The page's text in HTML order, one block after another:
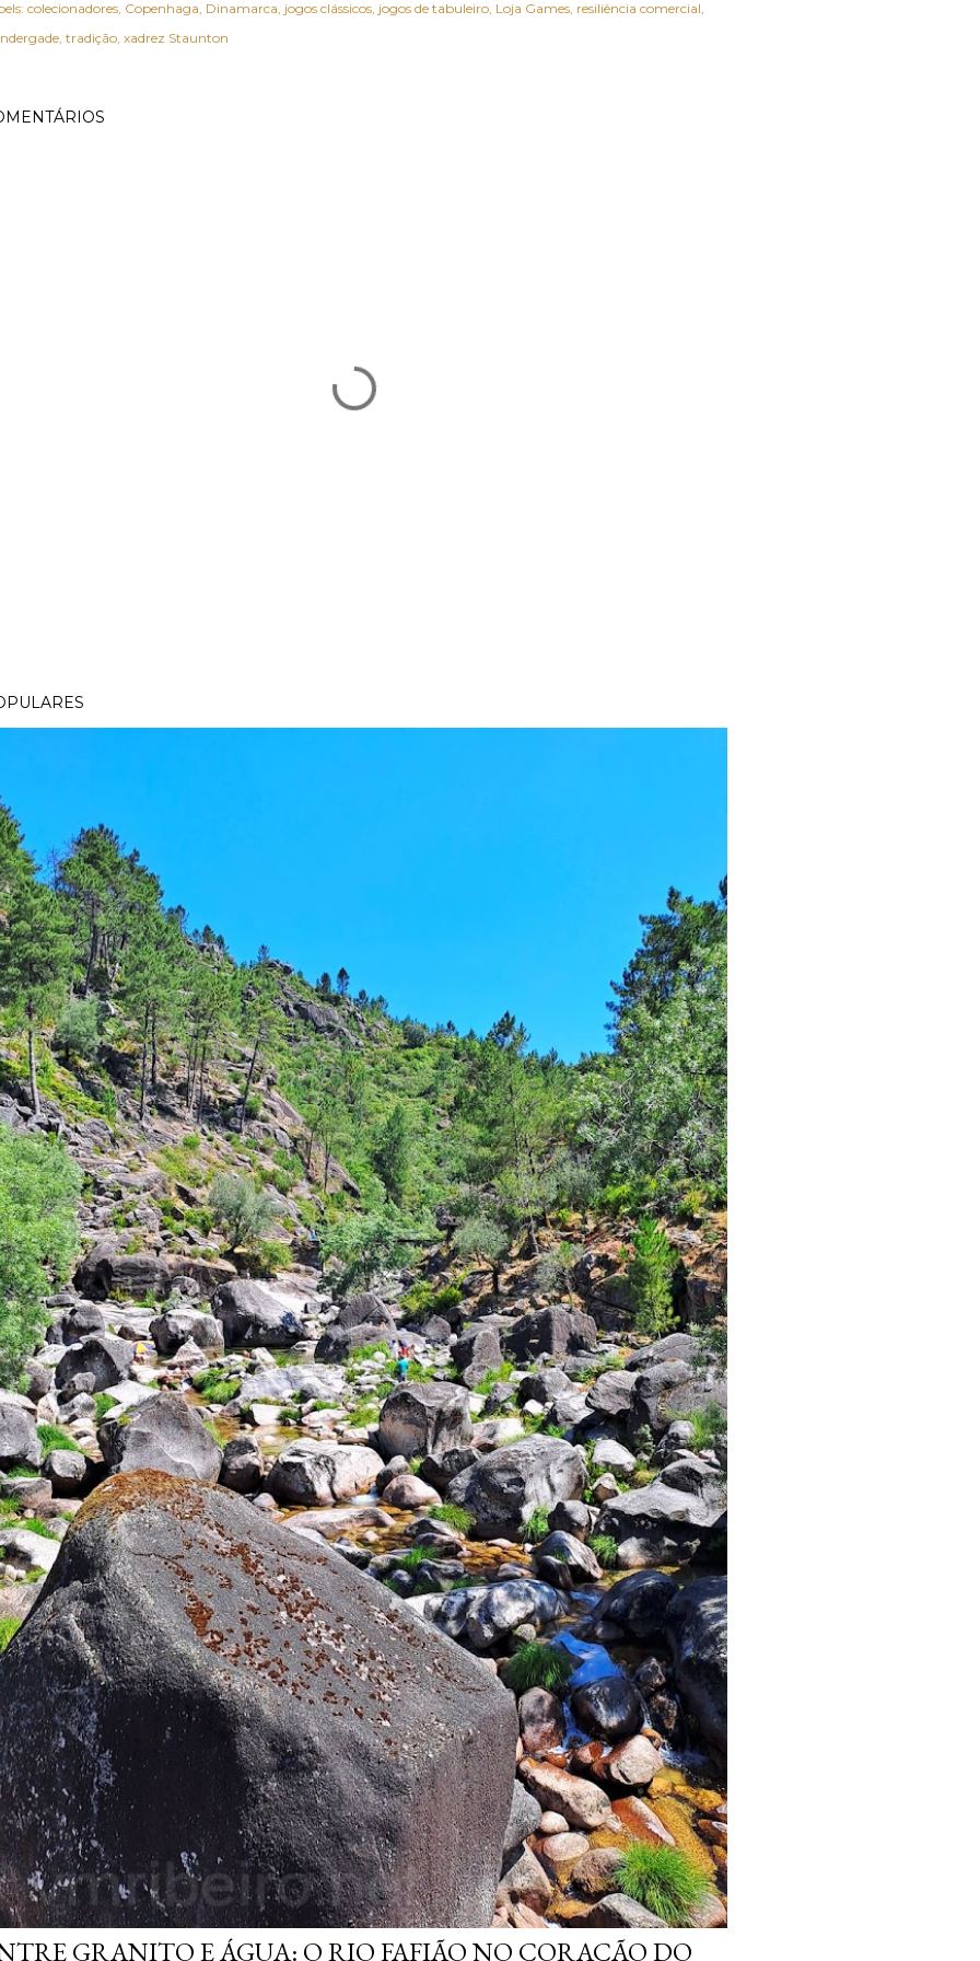
colecionadores Copenhaga Dinamarca jogos clássicos jogos de tabuleiro Loja Games resiliência comercial
tradição xadrez Staunton
GRANITO E ÁGUA: O RIO FAFIÃO NO CORAÇÃO DO